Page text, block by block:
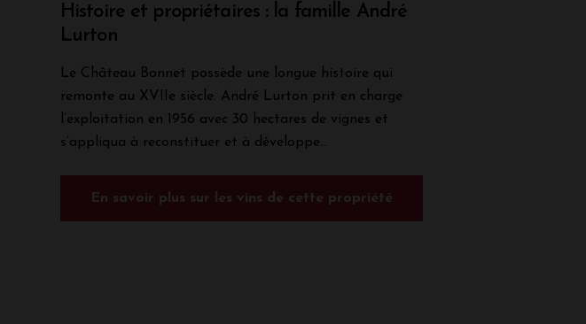
Histoire et propriétaires : la famille André
Lurton
Le Château Bonnet possède une longue histoire qui
remonte au XVIIe siècle. André Lurton prit en charge
l’exploitation en 1956 avec 30 hectares de vignes et
s’appliqua à reconstituer et à développe...
En savoir plus sur les vins de cette propriété